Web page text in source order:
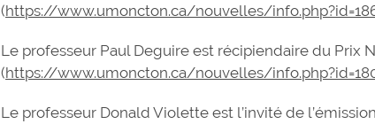
(https://www.umoncton.ca/nouvelles/
Le professeur Paul Deguire est récipiendaire du Prix
(https://www.umoncton.ca/nouvelles/
Le professeur Donald Violette est l’invité de